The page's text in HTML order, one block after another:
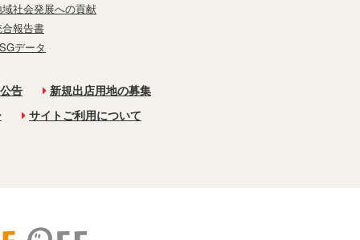
社会発展への貢献
報告書
データ
告
新規出店用地の募集
サイトご利用について